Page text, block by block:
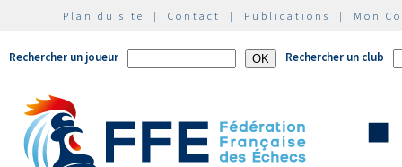
Plan du site | Contact | Publications | Mon
Rechercher un joueur Rechercher un club